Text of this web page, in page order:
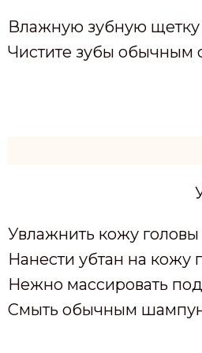
Влажную зубную щетку
Чистите зубы обычным
Увлажнить кожу
Нанести убтан на кожу
Нежно массировать
Смыть обычным